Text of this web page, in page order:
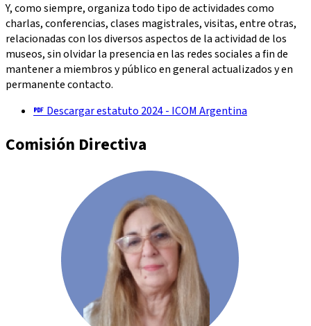
Y, como siempre, organiza todo tipo de actividades como
charlas, conferencias, clases magistrales, visitas, entre otras,
relacionadas con los diversos aspectos de la actividad de los
museos, sin olvidar la presencia en las redes sociales a fin de
mantener a miembros y público en general actualizados y en
permanente contacto.
Descargar estatuto 2024 - ICOM Argentina
Comisión Directiva